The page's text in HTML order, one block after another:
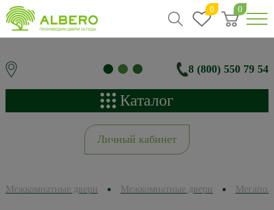
0 0
8 (800) 550 79 54
Каталог
Личный кабинет
Межкомнатные двери Межкомнатные двери